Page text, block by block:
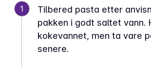
1
Tilbered pasta etter
pakken i godt saltet vann.
kokevannet, men ta vare
senere.